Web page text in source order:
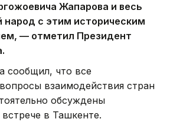
Жапарова и весь
народ с этим историческим
— отметил Президент
сообщил, что все
взаимодействия стран
обсуждены
в Ташкенте.